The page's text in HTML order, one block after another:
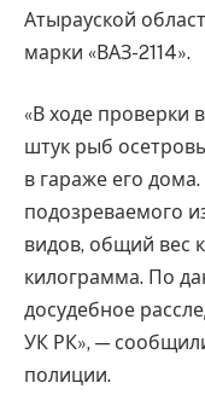
Атырауской
марки «ВАЗ-2114».
«В ходе проверки
штук рыб
в гараже его дома.
подозреваемого
видов, общий вес
килограмма. По
досудебное
УК РК», —
полиции.